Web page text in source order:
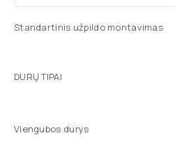
Standartinis užpildo montavimas
DURŲ TIPAI
Viengubos durys